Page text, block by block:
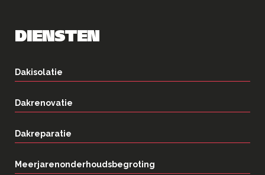
DIENSTEN
Dakisolatie
Dakrenovatie
Dakreparatie
Meerjarenonderhoudsbegroting